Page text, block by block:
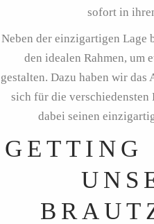
sofort in
Neben der einzigartigen Lage
den idealen Rahmen, um
gestalten. Dazu haben wir das
sich für die verschiedensten
dabei seinen
GETTING